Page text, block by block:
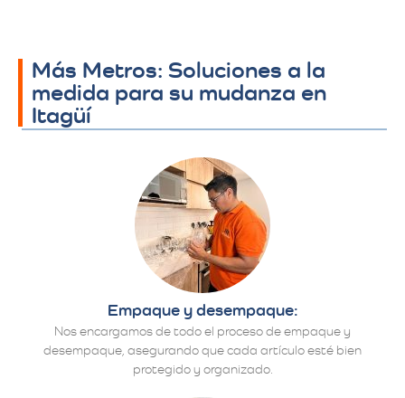
Más Metros: Soluciones a la
medida para su mudanza en
Itagüí
Empaque y desempaque:
Nos encargamos de todo el proceso de empaque y
desempaque, asegurando que cada artículo esté bien
protegido y organizado.